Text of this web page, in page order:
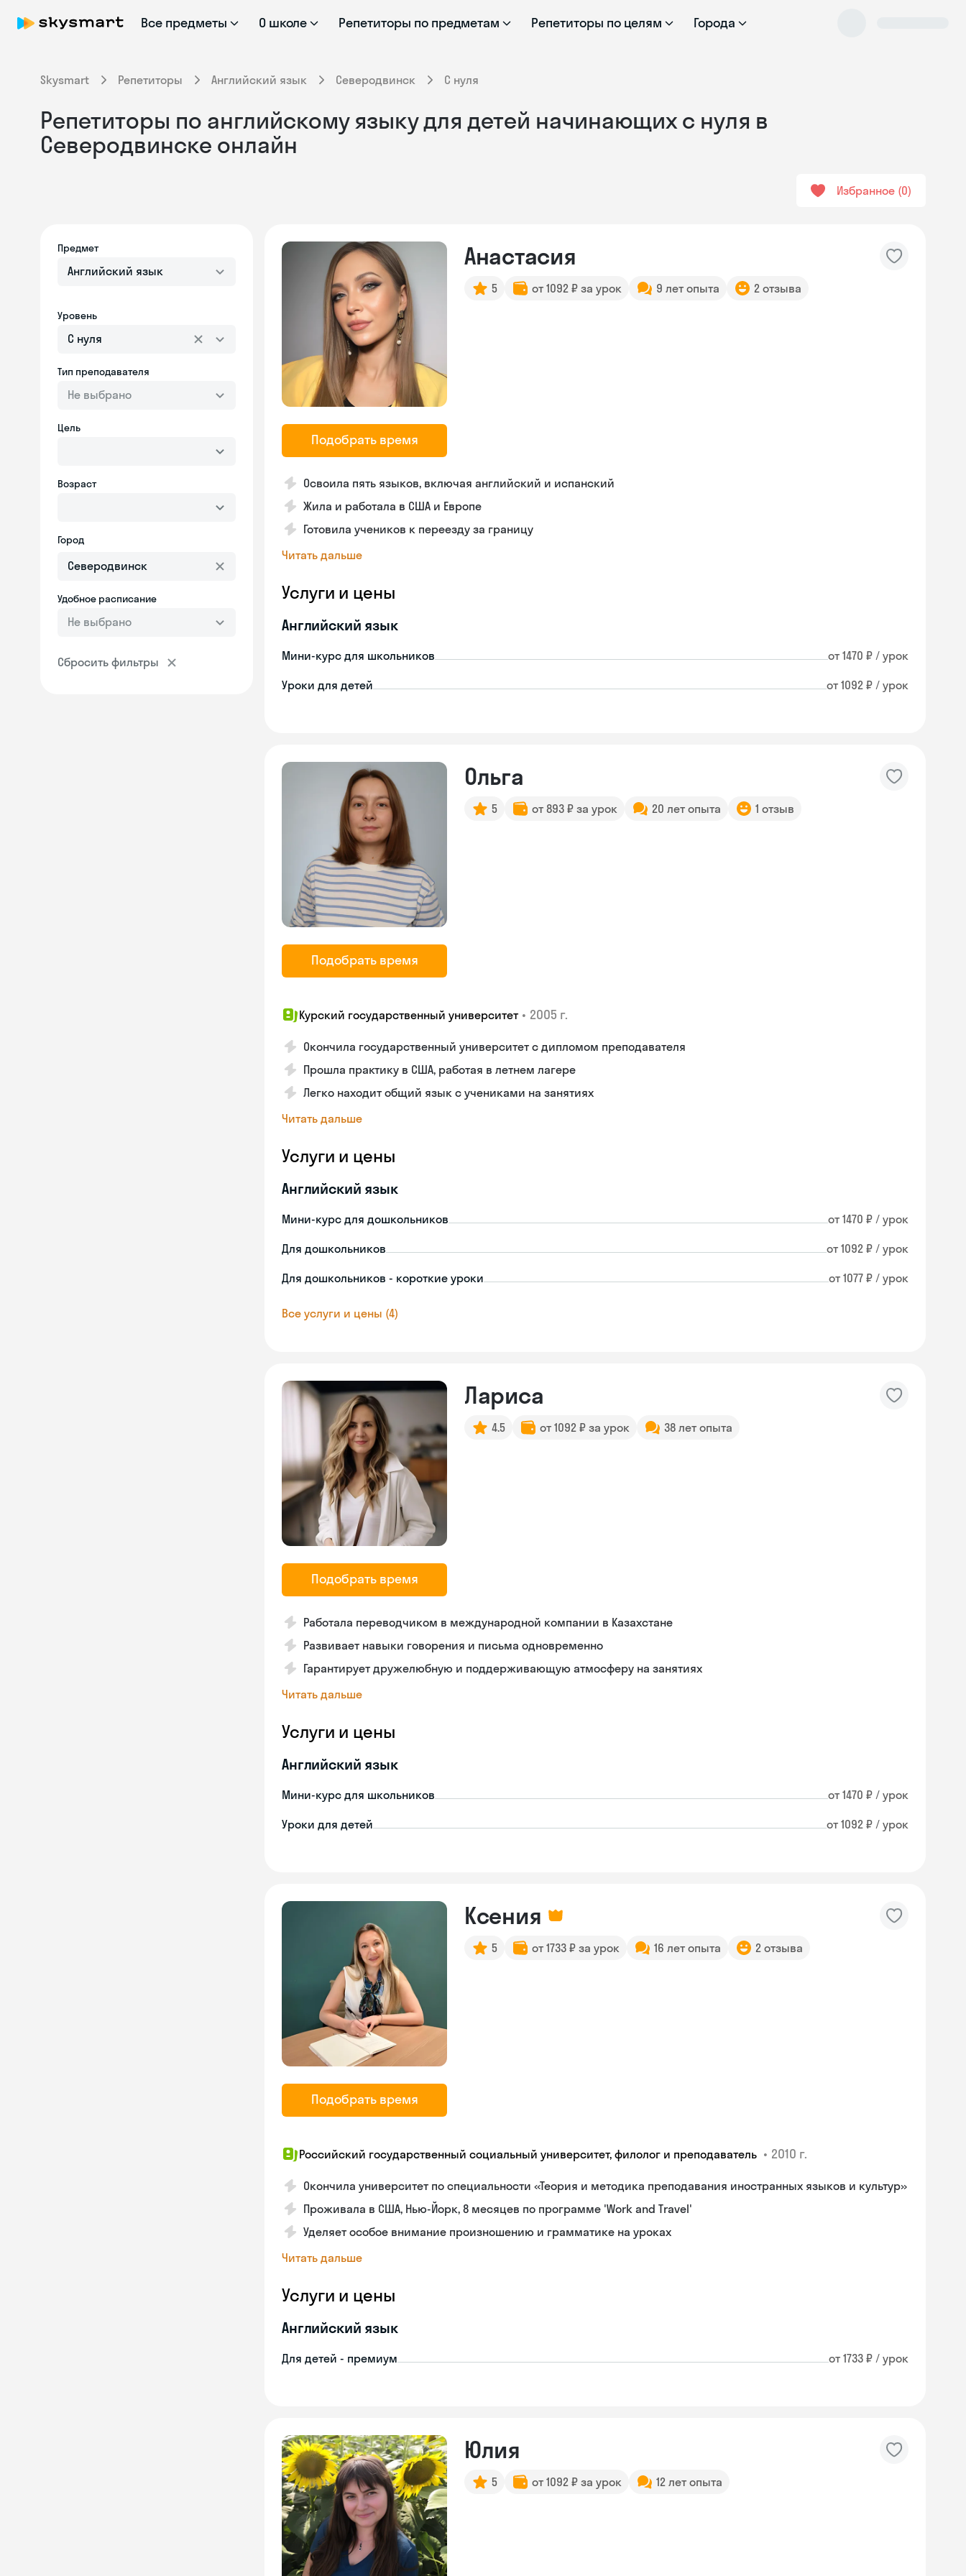
Все предметы О школе Репетиторы по предметам Репетиторы по целям Города
Skysmart Репетиторы Английский язык Северодвинск С нуля
Репетиторы по английскому языку для детей начинающих с нуля в
Северодвинске онлайн
Избранное 0
Предмет
Английский язык
Уровень
С нуля
Тип преподавателя
Не выбрано
Цель
Возраст
Город
Удобное расписание
Не выбрано
Сбросить фильтры
Подобрать время
Анастасия
5 от 1092 ₽ за урок 9 лет опыта 2 отзыва
Освоила пять языков, включая английский и испанский
Жила и работала в США и Европе
Готовила учеников к переезду за границу
Читать дальше
Услуги и цены
Английский язык
Мини-курс для школьников от 1470 ₽ / урок
Уроки для детей от 1092 ₽ / урок
Подобрать время
Ольга
5 от 893 ₽ за урок 20 лет опыта 1 отзыв
Курский государственный университет • 2005 г.
Окончила государственный университет с дипломом преподавателя
Прошла практику в США, работая в летнем лагере
Легко находит общий язык с учениками на занятиях
Читать дальше
Услуги и цены
Английский язык
Мини-курс для дошкольников от 1470 ₽ / урок
Для дошкольников от 1092 ₽ / урок
Для дошкольников - короткие уроки от 1077 ₽ / урок
Все услуги и цены (4)
Подобрать время
Лариса
4.5 от 1092 ₽ за урок 38 лет опыта
Работала переводчиком в международной компании в Казахстане
Развивает навыки говорения и письма одновременно
Гарантирует дружелюбную и поддерживающую атмосферу на занятиях
Читать дальше
Услуги и цены
Английский язык
Мини-курс для школьников от 1470 ₽ / урок
Уроки для детей от 1092 ₽ / урок
Подобрать время
Ксения
5 от 1733 ₽ за урок 16 лет опыта 2 отзыва
Российский государственный социальный университет, филолог и преподаватель • 2010 г.
Окончила университет по специальности «Теория и методика преподавания иностранных языков и культур»
Проживала в США, Нью-Йорк, 8 месяцев по программе 'Work and Travel'
Уделяет особое внимание произношению и грамматике на уроках
Читать дальше
Услуги и цены
Английский язык
Для детей - премиум от 1733 ₽ / урок
Юлия
5 от 1092 ₽ за урок 12 лет опыта